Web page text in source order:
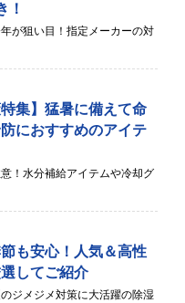
！
が狙い目！指定メーカーの対
特集】猛暑に備えて命
におすすめのアイテ
！水分補給アイテムや冷却グ
も安心！人気＆高性
してご紹介
ジメジメ対策に大活躍の除湿